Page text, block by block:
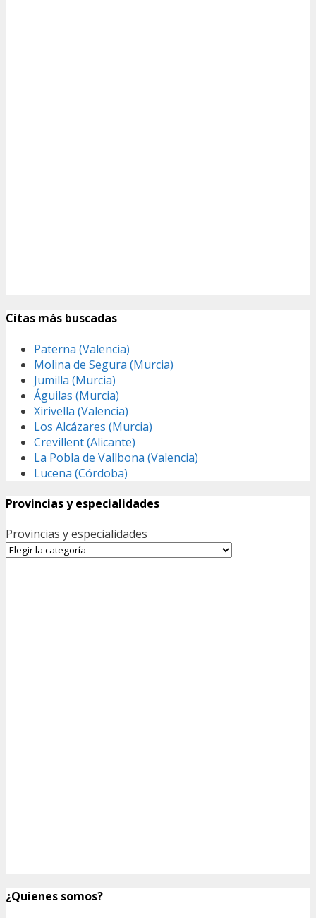
Citas más buscadas
Paterna (Valencia)
Molina de Segura (Murcia)
Jumilla (Murcia)
Águilas (Murcia)
Xirivella (Valencia)
Los Alcázares (Murcia)
Crevillent (Alicante)
La Pobla de Vallbona (Valencia)
Lucena (Córdoba)
Provincias y especialidades
Provincias y especialidades
¿Quienes somos?